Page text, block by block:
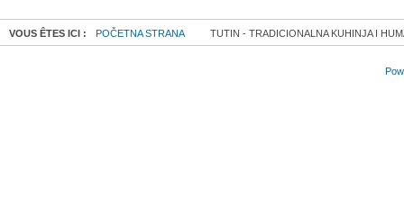
VOUS ÊTES ICI : POČETNA STRANA TUTIN - TRADICIONALNA KUHINJA I